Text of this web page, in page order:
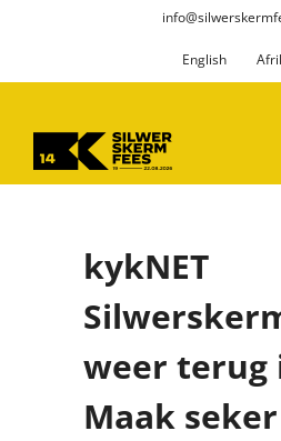
English
kykNET
weer terug
Maak seker